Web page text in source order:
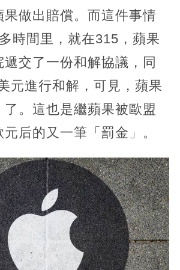
果做出賠償。而這件事情
時間里，就在315，蘋果
遞交了一份和解協議，同
元進行和解，可見，蘋果
。這也是繼蘋果被歐盟
后的又一筆「罰金」。